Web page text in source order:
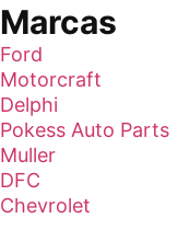
Marcas
Ford
Motorcraft
Delphi
Pokess Auto Parts
Muller
DFC
Chevrolet